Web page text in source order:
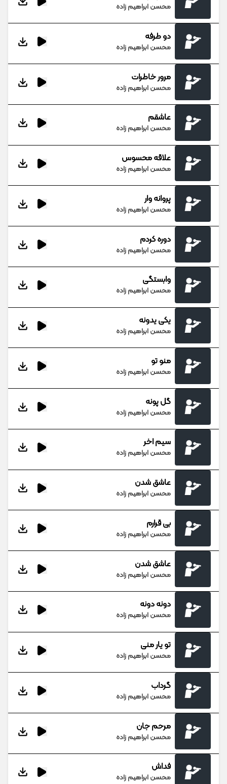
محسن ابراهیم زاده
دو طرفه
محسن ابراهیم زاده
مرور خاطرات
محسن ابراهیم زاده
عاشقم
محسن ابراهیم زاده
علاقه محسوس
محسن ابراهیم زاده
پروانه وار
محسن ابراهیم زاده
دوره کردم
محسن ابراهیم زاده
وابستگی
محسن ابراهیم زاده
یکی یدونه
محسن ابراهیم زاده
منو تو
محسن ابراهیم زاده
گل پونه
محسن ابراهیم زاده
سیم اخر
محسن ابراهیم زاده
عاشق شدن
محسن ابراهیم زاده
بی قرارم
محسن ابراهیم زاده
عاشق شدن
محسن ابراهیم زاده
دونه دونه
محسن ابراهیم زاده
تو یار منی
محسن ابراهیم زاده
گرداب
محسن ابراهیم زاده
مرحم جان
محسن ابراهیم زاده
فداش
محسن ابراهیم زاده